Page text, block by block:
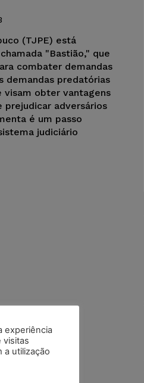
(TJPE) está
"Bastião," que
combater demandas
demandas predatórias
visam obter vantagens
prejudicar adversários
é um passo
judiciário
experiência
visitas
a utilização